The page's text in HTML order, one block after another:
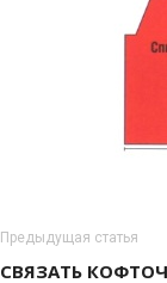
Предыдущая статья
СВЯЗАТЬ